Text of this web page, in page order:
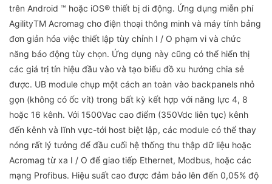
trên Android ™ hoặc iOS® thiết bị di động. Ứng dụng miễn phí
AgilityTM Acromag cho điện thoại thông minh và máy tính bảng
đơn giản hóa việc thiết lập tùy chỉnh I / O phạm vi và chức
năng báo động tùy chọn. Ứng dụng này cũng có thể hiển thị
các giá trị tín hiệu đầu vào và tạo biểu đồ xu hướng chia sẻ
được. UB module chụp một cách an toàn vào backpanels nhỏ
gọn (không có ốc vít) trong bất kỳ kết hợp với năng lực 4, 8
hoặc 16 kênh. Với 1500Vac cao điểm (350Vdc liên tục) kênh
đến kênh và lĩnh vực-tới host biệt lập, các module có thể thay
nóng rất lý tưởng để đầu cuối hệ thống thu thập dữ liệu hoặc
Acromag từ xa I / O để giao tiếp Ethernet, Modbus, hoặc các
mạng Profibus. Hiệu suất cao được đảm bảo lên đến 0,05% độ